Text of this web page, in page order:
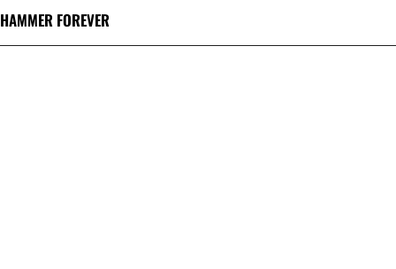
HAMMER FOREVER